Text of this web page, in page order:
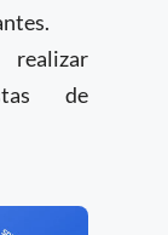
realizar
de